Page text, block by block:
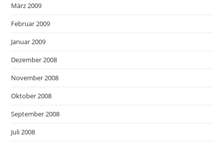
März 2009
Februar 2009
Januar 2009
Dezember 2008
November 2008
Oktober 2008
September 2008
Juli 2008